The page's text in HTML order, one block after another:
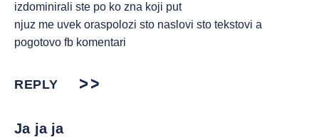
izdominirali ste po ko zna koji put
njuz me uvek oraspolozi sto naslovi sto tekstovi a
pogotovo fb komentari
REPLY
Ja ja ja